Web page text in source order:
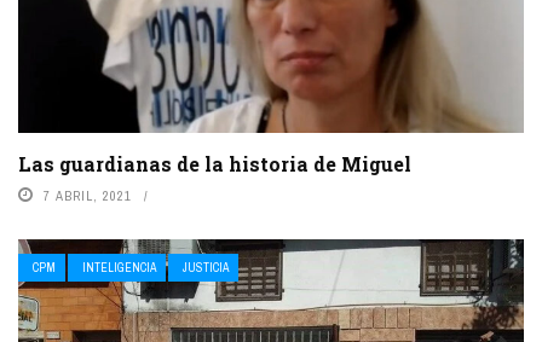
Las guardianas de la historia de Miguel
7 ABRIL, 2021
CPM INTELIGENCIA JUSTICIA